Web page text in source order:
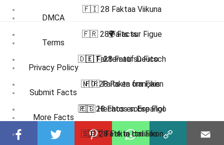
DMCA
Terms
Privacy Policy
Submit Facts
More Facts
🇫🇮 28 Faktaa Viikuna
🇫🇷 28 Faits sur Figue
🇮🇹 28 Fatti su Fico
🇳🇴 28 Fakta om Fiken
🇵🇹 28 Fatos sobre Figo
🇸🇪 28 Fakta om Fikon
🌍 Facts
🇩🇪 Fakten auf Deutsch
🇫🇷 Faits en français
🇪🇸 Hechos en Español
🇮🇹 Fatti in Italiano